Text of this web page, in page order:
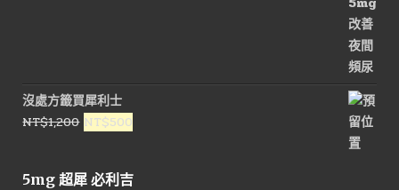
沒處方籤買犀利士
NT$1,200 原
格：
NT$500
格：
5mg 超犀 必利吉